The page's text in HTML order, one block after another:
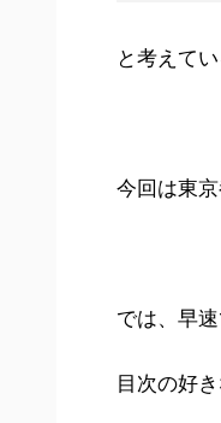
と考えて
今回は東
では、早
目次の好